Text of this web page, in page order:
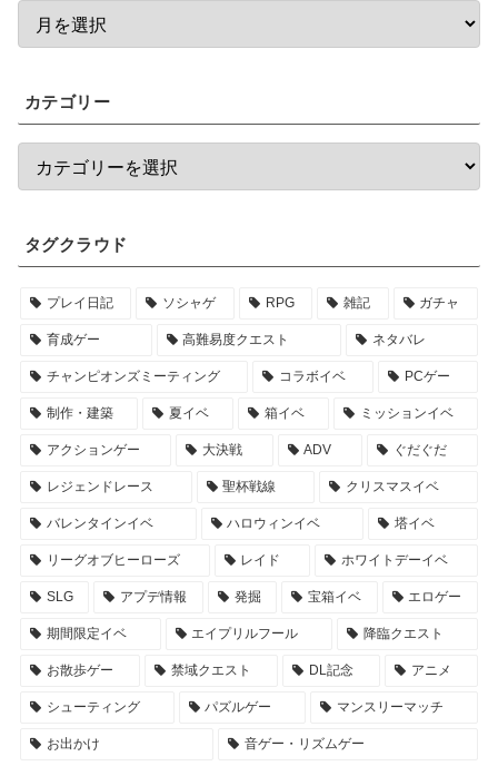
カテゴリー
タグクラウド
プレイ日記 ソシャゲ RPG 雑記 ガチャ
育成ゲー 高難易度クエスト ネタバレ
チャンピオンズミーティング コラボイベ PCゲー
制作・建築 夏イベ 箱イベ ミッションイベ
アクションゲー 大決戦 ADV ぐだぐだ
レジェンドレース 聖杯戦線 クリスマスイベ
バレンタインイベ ハロウィンイベ 塔イベ
リーグオブヒーローズ レイド ホワイトデーイベ
SLG アプデ情報 発掘 宝箱イベ エロゲー
期間限定イベ エイプリルフール 降臨クエスト
お散歩ゲー 禁域クエスト DL記念 アニメ
シューティング パズルゲー マンスリーマッチ
お出かけ 音ゲー・リズムゲー